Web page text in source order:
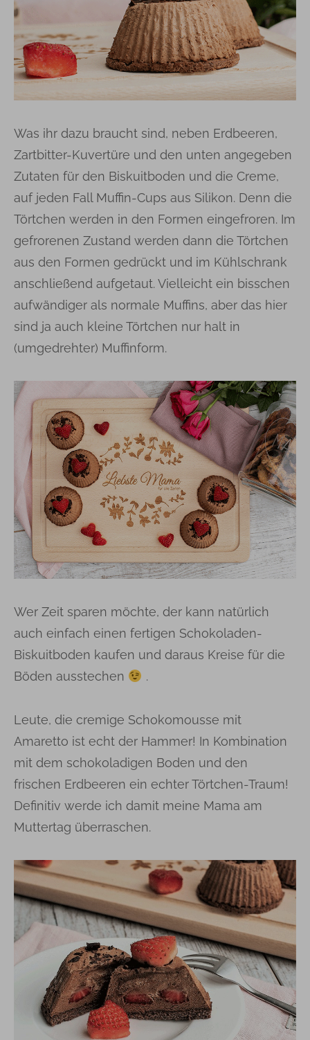
Was ihr dazu braucht sind, neben Erdbeeren,
Zartbitter-Kuvertüre und den unten angegeben
Zutaten für den Biskuitboden und die Creme,
auf jeden Fall Muffin-Cups aus Silikon. Denn die
Törtchen werden in den Formen eingefroren. Im
gefrorenen Zustand werden dann die Törtchen
aus den Formen gedrückt und im Kühlschrank
anschließend aufgetaut. Vielleicht ein bisschen
aufwändiger als normale Muffins, aber das hier
sind ja auch kleine Törtchen nur halt in
(umgedrehter) Muffinform.
Wer Zeit sparen möchte, der kann natürlich
auch einfach einen fertigen Schokoladen-
Biskuitboden kaufen und daraus Kreise für die
Böden ausstechen
.
Leute, die cremige Schokomousse mit
Amaretto ist echt der Hammer! In Kombination
mit dem schokoladigen Boden und den
frischen Erdbeeren ein echter Törtchen-Traum!
Definitiv werde ich damit meine Mama am
Muttertag überraschen.